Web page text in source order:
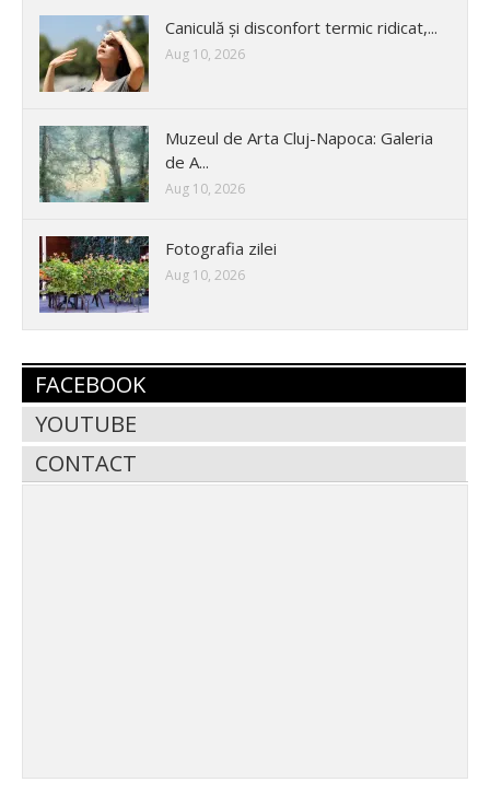
Caniculă și disconfort termic ridicat,...
Aug 10, 2026
Muzeul de Arta Cluj-Napoca: Galeria
de A...
Aug 10, 2026
Fotografia zilei
Aug 10, 2026
FACEBOOK
YOUTUBE
CONTACT